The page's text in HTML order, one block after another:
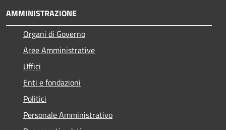
AMMINISTRAZIONE
Organi di Governo
Aree Amministrative
Uffici
Enti e fondazioni
Politici
Personale Amministrativo